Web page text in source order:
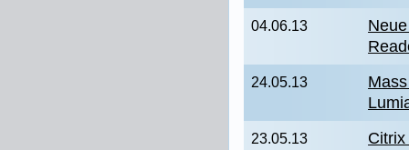
04.06.13
24.05.13
23.05.13